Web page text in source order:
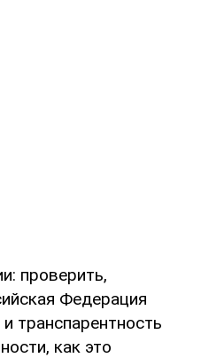
проверить,
Федерация
транспарентность
как это